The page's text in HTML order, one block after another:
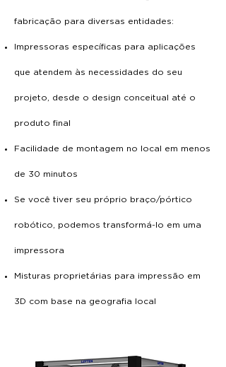
fabricação para diversas entidades:
Impressoras específicas para aplicações
que atendem às necessidades do seu
projeto, desde o design conceitual até o
produto final
Facilidade de montagem no local em menos
de 30 minutos
Se você tiver seu próprio braço/pórtico
robótico, podemos transformá-lo em uma
impressora
Misturas proprietárias para impressão em
3D com base na geografia local